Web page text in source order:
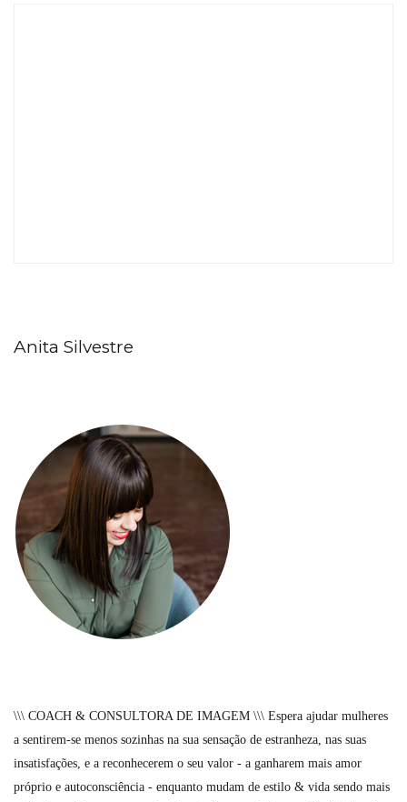
Anita Silvestre
\\\ COACH & CONSULTORA DE IMAGEM \\\ Espera ajudar mulheres
a sentirem-se menos sozinhas na sua sensação de estranheza, nas suas
insatisfações, e a reconhecerem o seu valor - a ganharem mais amor
próprio e autoconsciência - enquanto mudam de estilo & vida sendo mais